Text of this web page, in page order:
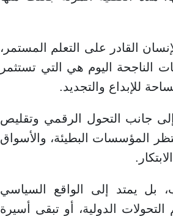
القادر على التعلم المستمر،
الناجحة اليوم هي التي تستثمر
للإبداع والتجديد.
جانب التحول الرقمي وتقليص
المؤسسات البطيئة، والأسواق
بل يمتد إلى الواقع السياسي
الدولية، أو تبقى أسيرة